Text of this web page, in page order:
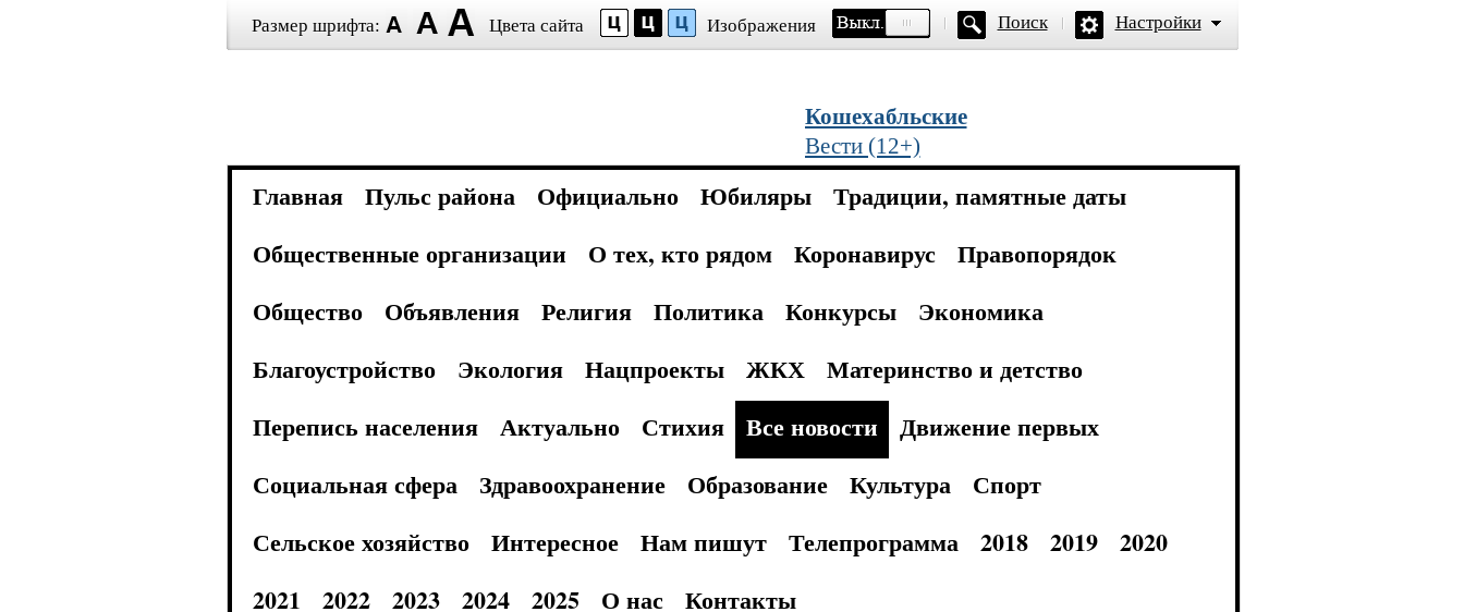
Размер шрифта: Цвета сайта Изображения Поиск Настройки
Кошехабльские
Вести (12+)
Главная Пульс района Официально Юбиляры
Традиции, памятные даты
Общественные организации
О тех, кто рядом Коронавирус
Правопорядок
Общество
Объявления Религия Политика Конкурсы
Экономика
Благоустройство
Экология Нацпроекты ЖКХ
Материнство и детство
Перепись населения
Актуально Стихия Все новости
Движение первых
Социальная сфера
Здравоохранение Образование Культура
Спорт
Сельское хозяйство
Интересное Нам пишут Телепрограмма 2018 2019
2020
2021
2022 2023 2024 2025 О нас Контакты